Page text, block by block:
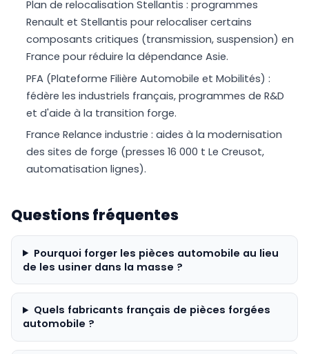
Plan de relocalisation Stellantis : programmes
Renault et Stellantis pour relocaliser certains
composants critiques (transmission, suspension) en
France pour réduire la dépendance Asie.
PFA (Plateforme Filière Automobile et Mobilités) :
fédère les industriels français, programmes de R&D
et d'aide à la transition forge.
France Relance industrie : aides à la modernisation
des sites de forge (presses 16 000 t Le Creusot,
automatisation lignes).
Questions fréquentes
Pourquoi forger les pièces automobile au lieu
de les usiner dans la masse ?
Quels fabricants français de pièces forgées
automobile ?